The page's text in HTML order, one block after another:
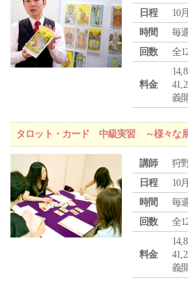
日程
10
時間
毎
回数
全
料金
義
タロット・カード 中級実習 ～様々な
講師
狩
日程
10
時間
毎
回数
全
料金
義